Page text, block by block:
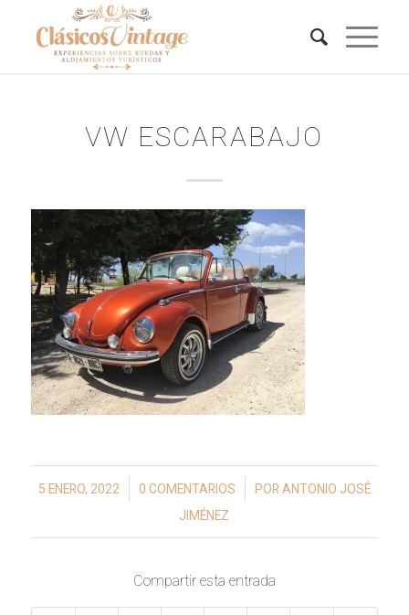
VW ESCARABAJO
5 ENERO, 2022
/ 0 COMENTARIOS
/ POR ANTONIO JOSÉ
JIMÉNEZ
Compartir esta entrada